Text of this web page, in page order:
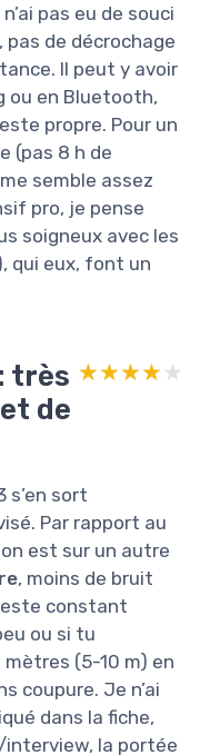
pas eu de souci
pas de décrochage
Il peut y avoir
ou en Bluetooth,
propre. Pour un
(pas 8 h de
semble assez
pro, je pense
soigneux avec les
qui eux, font un
très
de
★★★★★
★★★★★
s’en sort
Par rapport au
est sur un autre
, moins de bruit
constant
ou si tu
mètres (5-10 m) en
coupure. Je n’ai
dans la fiche,
interview, la portée